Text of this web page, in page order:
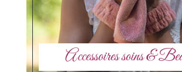
Accessoires soins &